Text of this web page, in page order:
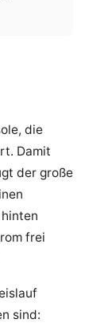
die
Damit
der große
frei
sind: